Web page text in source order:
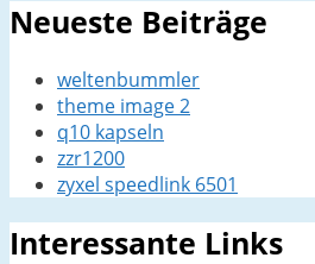
Neueste Beiträge
weltenbummler
theme image 2
q10 kapseln
zzr1200
zyxel speedlink 6501
Interessante Links